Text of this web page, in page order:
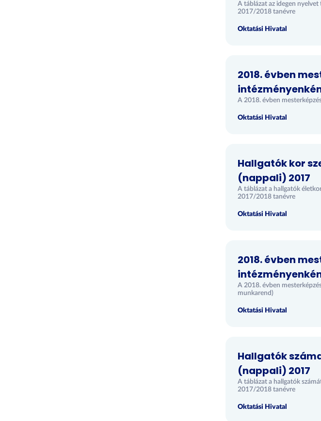
A táblázat az idegen
2017/2018 tanévre
Oktatási Hivatal
2018. évben
A 2018. évben
Oktatási Hivatal
Hallgatók kor
(nappali) 2017
A táblázat a hallgatók
2017/2018 tanévre
Oktatási Hivatal
2018. évben
A 2018. évben
munkarend)
Oktatási Hivatal
Hallgatók
(nappali) 2017
A táblázat a hallgatók
2017/2018 tanévre
Oktatási Hivatal